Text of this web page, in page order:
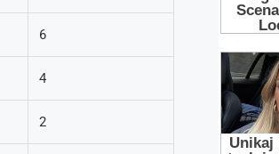
6
4
2